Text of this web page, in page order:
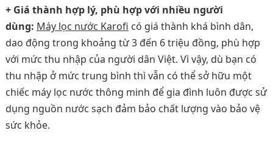
+ Giá thành hợp lý, phù hợp với nhiều người
dùng: Máy lọc nước Karofi có giá thành khá bình dân,
dao động trong khoảng từ 3 đến 6 triệu đồng, phù hợp
với mức thu nhập của người dân Việt. Vì vậy, dù bạn có
thu nhập ở mức trung bình thì vẫn có thể sở hữu một
chiếc máy lọc nước thông minh để gia đình luôn được sử
dụng nguồn nước sạch đảm bảo chất lượng vào bảo vệ
sức khỏe.